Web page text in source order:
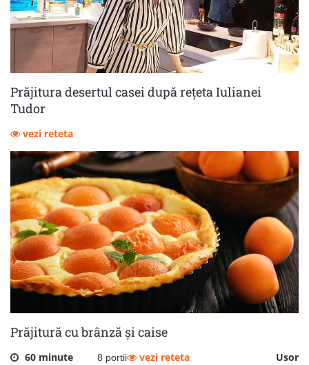
Prăjitura desertul casei după rețeta Iulianei
Tudor
vezi reteta
Prăjitură cu brânză și caise
60 minute 8 portii Usor
vezi reteta